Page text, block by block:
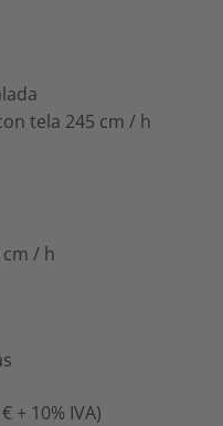
tela 245 cm / h
/ h
+ 10% IVA)